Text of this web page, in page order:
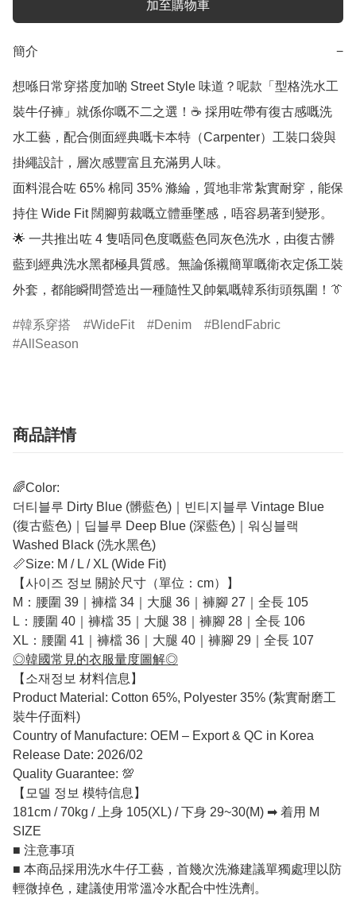
加至購物車
簡介 −
想喺日常穿搭度加啲 Street Style 味道？呢款「型格洗水工
裝牛仔褲」就係你嘅不二之選！☕ 採用咗帶有復古感嘅洗
水工藝，配合側面經典嘅卡本特（Carpenter）工裝口袋與
掛繩設計，層次感豐富且充滿男人味。
面料混合咗 65% 棉同 35% 滌綸，質地非常紮實耐穿，能保
持住 Wide Fit 闊腳剪裁嘅立體垂墜感，唔容易著到變形。
🌟 一共推出咗 4 隻唔同色度嘅藍色同灰色洗水，由復古髒
藍到經典洗水黑都極具質感。無論係襯簡單嘅衛衣定係工裝
外套，都能瞬間營造出一種隨性又帥氣嘅韓系街頭氛圍！👔
韓系穿搭 WideFit Denim
BlendFabric
AllSeason
商品詳情
🌈Color:
더티블루 Dirty Blue (髒藍色)｜빈티지블루 Vintage Blue
(復古藍色)｜딥블루 Deep Blue (深藍色)｜워싱블랙
Washed Black (洗水黑色)
📏Size: M / L / XL (Wide Fit)
【사이즈 정보 關於尺寸（單位：cm）】
M：腰圍 39｜褲檔 34｜大腿 36｜褲腳 27｜全長 105
L：腰圍 40｜褲檔 35｜大腿 38｜褲腳 28｜全長 106
XL：腰圍 41｜褲檔 36｜大腿 40｜褲腳 29｜全長 107
◎韓國常見的衣服量度圖解◎
【소재정보 材料信息】
Product Material: Cotton 65%, Polyester 35% (紮實耐磨工
裝牛仔面料)
Country of Manufacture: OEM – Export & QC in Korea
Release Date: 2026/02
Quality Guarantee: 💯
【모델 정보 模特信息】
181cm / 70kg / 上身 105(XL) / 下身 29~30(M) ➡ 着用 M
SIZE
■ 注意事項
■ 本商品採用洗水牛仔工藝，首幾次洗滌建議單獨處理以防
輕微掉色，建議使用常溫冷水配合中性洗劑。